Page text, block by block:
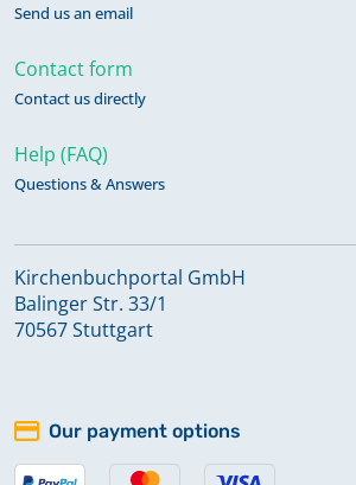
Taufen Dez. 1869 - 1904
Taufen, Trauungen 1811 - 1821
Trauungen 1852 - 1925
Send us an email
Contact form
Contact us directly
Help (FAQ)
Questions & Answers
Kirchenbuchportal GmbH
Balinger Str. 33/1
70567 Stuttgart
Our payment options